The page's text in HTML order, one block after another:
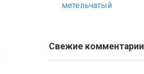
метельчатый
Свежие комментарии